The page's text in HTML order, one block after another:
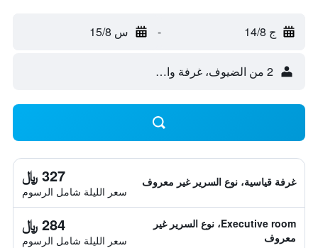
ج 14/8 - س 15/8
2 من الضيوف، غرفة واحدة
غرفة قياسية، نوع السرير غير معروف 327 ﷼
سعر الليلة شامل الرسوم
Executive room، نوع السرير غير
معروف
284 ﷼
سعر الليلة شامل الرسوم